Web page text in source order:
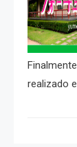
realizado